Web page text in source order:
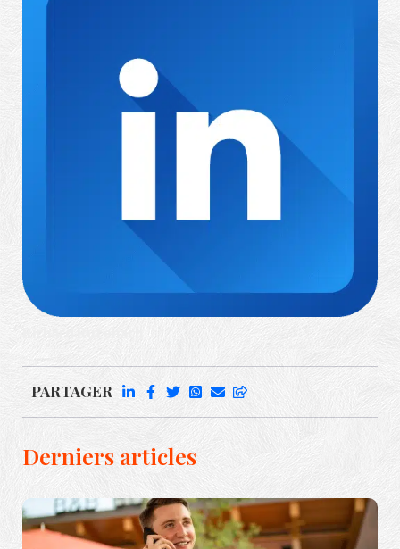
PARTAGER
Derniers articles